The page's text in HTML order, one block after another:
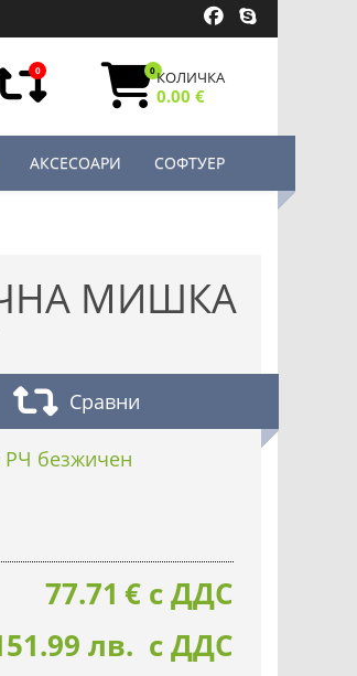
0 0КОЛИЧКА
0.00 €
АКСЕСОАРИ СОФТУЕР
МИШКА
Сравни
РЧ безжичен
77.71 € с ДДС
лв. с ДДС